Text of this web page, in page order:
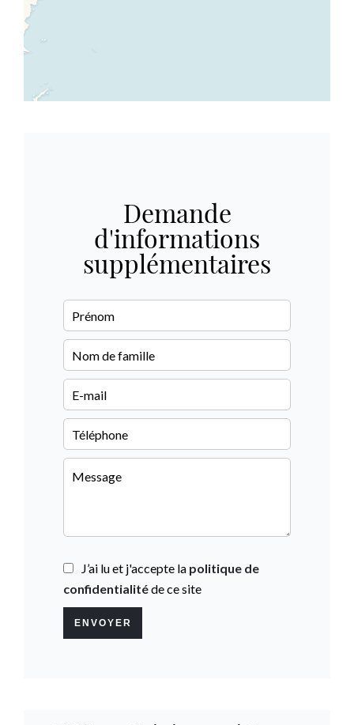
Demande
d'informations
supplémentaires
J’ai lu et j'accepte la politique de
confidentialitéde ce site
ENVOYER